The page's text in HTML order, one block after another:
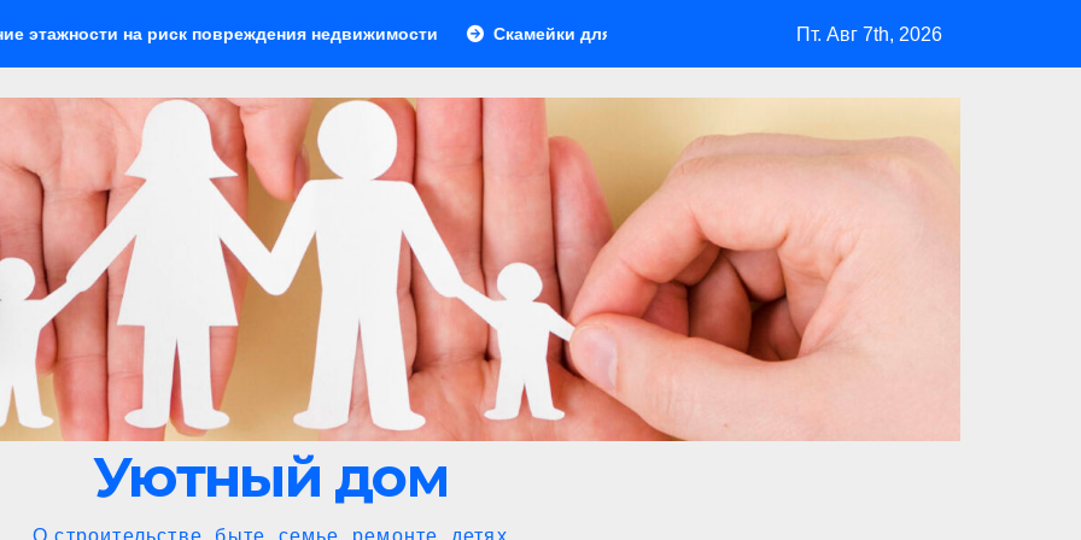
повреждения недвижимости Скамейки для зоны барбекю: удобство и безопасность на участке Madmetal.ru
Пт. Авг 7th, 2026
Уютный дом
О строительстве, быте, семье, ремонте, детях